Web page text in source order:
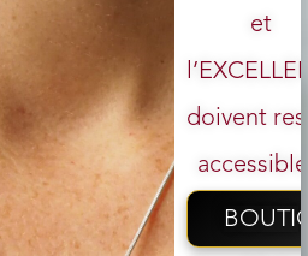
et
doivent